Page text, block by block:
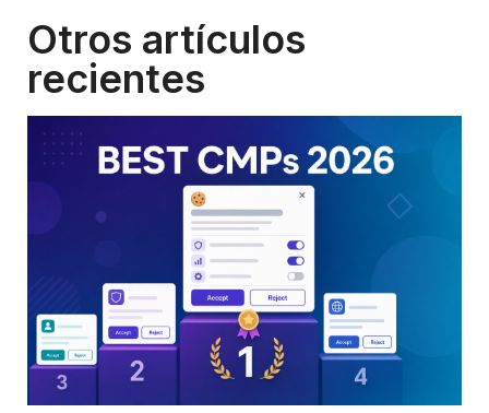
Otros artículos
recientes